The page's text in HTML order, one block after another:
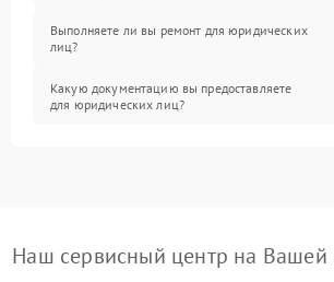
Выполняете ли вы ремонт для юридических
лиц?
Какую документацию вы предоставляете
для юридических лиц?
Наш сервисный центр на Вашей